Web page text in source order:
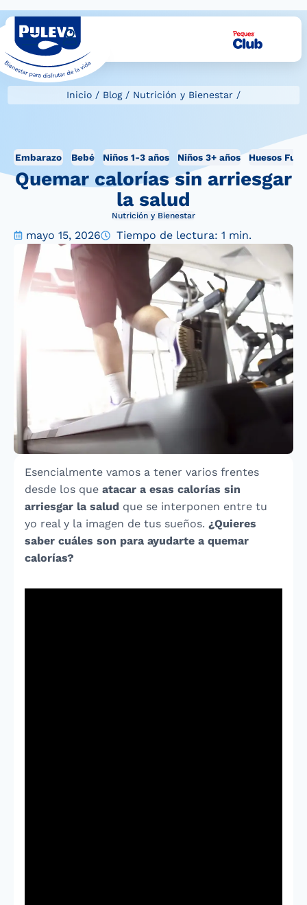
Inicio / Blog/ Nutrición y Bienestar /
Embarazo Bebé Niños 1-3 años Niños 3+ años Huesos
Quemar calorías sin arriesgar
la salud
Nutrición y Bienestar
mayo 15, 2026 Tiempo de lectura: 1 min.
Esencialmente vamos a tener varios frentes
desde los que atacar a esas calorías sin
arriesgar la salud que se interponen entre tu
yo real y la imagen de tus sueños. ¿Quieres
saber cuáles son para ayudarte a quemar
calorías?